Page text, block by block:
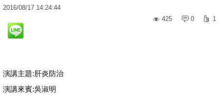
2016/08/17 14:24:44
425
0 1
演講主題:肝炎防治
演講來賓:吳淑明